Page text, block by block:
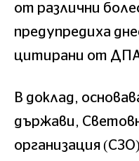
от различни
предупредиха
цитирани от
В доклад,
държави,
организация